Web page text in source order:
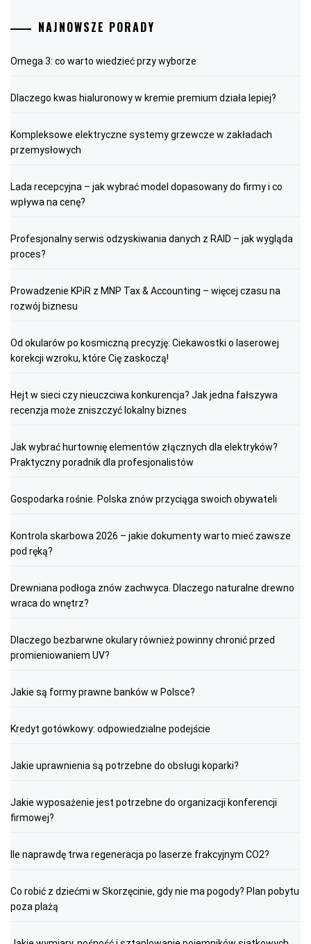
NAJNOWSZE PORADY
Omega 3: co warto wiedzieć przy wyborze
Dlaczego kwas hialuronowy w kremie premium działa lepiej?
Kompleksowe elektryczne systemy grzewcze w zakładach
przemysłowych
Lada recepcyjna – jak wybrać model dopasowany do firmy i co
wpływa na cenę?
Profesjonalny serwis odzyskiwania danych z RAID – jak wygląda
proces?
Prowadzenie KPiR z MNP Tax & Accounting – więcej czasu na
rozwój biznesu
Od okularów po kosmiczną precyzję: Ciekawostki o laserowej
korekcji wzroku, które Cię zaskoczą!
Hejt w sieci czy nieuczciwa konkurencja? Jak jedna fałszywa
recenzja może zniszczyć lokalny biznes
Jak wybrać hurtownię elementów złącznych dla elektryków?
Praktyczny poradnik dla profesjonalistów
Gospodarka rośnie. Polska znów przyciąga swoich obywateli
Kontrola skarbowa 2026 – jakie dokumenty warto mieć zawsze
pod ręką?
Drewniana podłoga znów zachwyca. Dlaczego naturalne drewno
wraca do wnętrz?
Dlaczego bezbarwne okulary również powinny chronić przed
promieniowaniem UV?
Jakie są formy prawne banków w Polsce?
Kredyt gotówkowy: odpowiedzialne podejście
Jakie uprawnienia są potrzebne do obsługi koparki?
Jakie wyposażenie jest potrzebne do organizacji konferencji
firmowej?
Ile naprawdę trwa regeneracja po laserze frakcyjnym CO2?
Co robić z dziećmi w Skorzęcinie, gdy nie ma pogody? Plan pobytu
poza plażą